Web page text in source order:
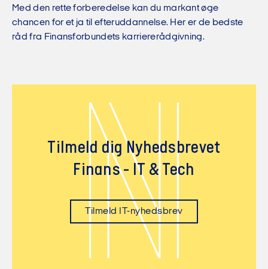
Med den rette forberedelse kan du markant øge
chancen for et ja til efteruddannelse. Her er de bedste
råd fra Finansforbundets karriererådgivning.
N
Tilmeld dig Nyhedsbrevet
Finans - IT & Tech
Tilmeld IT-nyhedsbrev